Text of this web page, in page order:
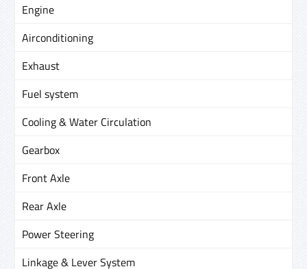
Engine
Airconditioning
Exhaust
Fuel system
Cooling & Water Circulation
Gearbox
Front Axle
Rear Axle
Power Steering
Linkage & Lever System